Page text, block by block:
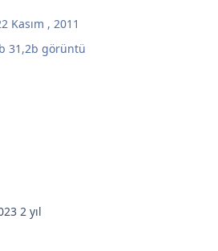
Kasım , 2011
31,2b görüntü
2 yıl